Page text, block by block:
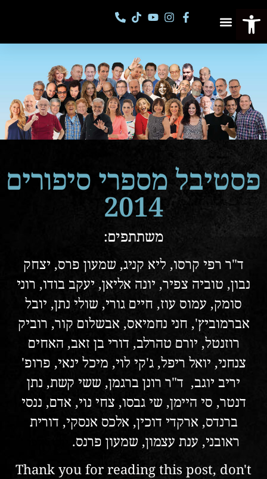
פסטיבל מספרי סיפורים
2014
משתתפים:
ד"ר רפי קרסו, ליא קניג, שמעון פרס, יצחק
נבון, טוביה צפיר, יונה אליאן, יעקב בודו, רוני
סומק, עמוס עוז, חיים גורי, שולי נתן, יובל
אברמוביץ', חני נחמיאס, אבשלום קור, רוביק
רוזנטל, יורם טהרלב, דורי בן זאב, האחים
צנחני, יואל ריפל, ג'קי לוי, מיכל ינאי, פרופ'
יריב יוגב, ד"ר רונן ברגמן, ששי קשת, נתן
דנטר, סי היימן, שי גבסו, צחי נוי, אדם, ננסי
ברנדס, ארקדי דוכין, אלכס אנסקי, דורית
ראובני, ענת עצמון, שמעון פרנס.
Thank you for reading this post, don't
פתח סרגל נגישות